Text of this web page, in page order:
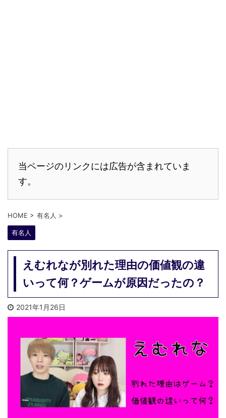
当ページのリンクには広告が含まれていま
す。
HOME > 有名人 >
有名人
えむれなが別れた理由の価値観の違
いって何？ゲームが原因だったの？
2021年1月26日